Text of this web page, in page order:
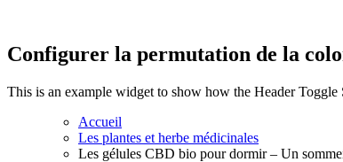
Configurer la permutation de la
This is an example widget to show how the Header
Accueil
Les plantes et herbe médicinales
Les gélules CBD bio pour dormir – Un